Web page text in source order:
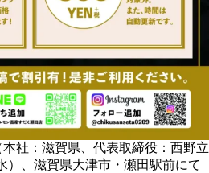
社：滋賀県、代表取締役：西野立
）、滋賀県大津市・瀬田駅前にて